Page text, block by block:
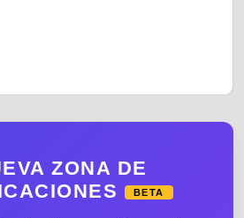
ZONA DE
BETA